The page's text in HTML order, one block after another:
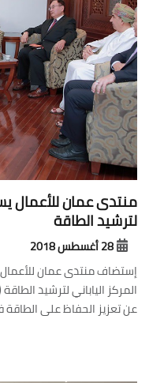
منتدى عمان للأعمال
لترشيد الطاقة
28 أغسطس 2018
عن تعزيز الحفاظ على الطاقة